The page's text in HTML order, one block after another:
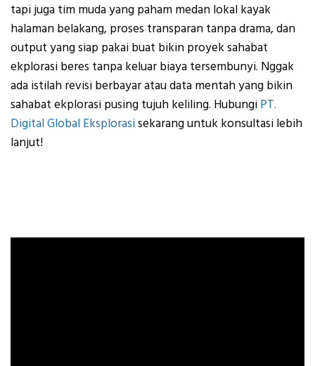
tapi juga tim muda yang paham medan lokal kayak
halaman belakang, proses transparan tanpa drama, dan
output yang siap pakai buat bikin proyek sahabat
ekplorasi beres tanpa keluar biaya tersembunyi. Nggak
ada istilah revisi berbayar atau data mentah yang bikin
sahabat ekplorasi pusing tujuh keliling. Hubungi PT.
Digital Global Eksplorasisekarang untuk konsultasi lebih
lanjut!